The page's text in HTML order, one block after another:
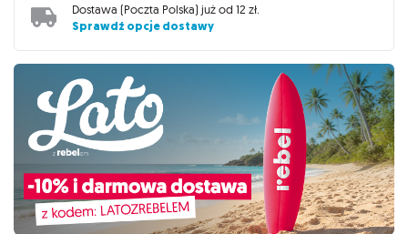
Dostawa (Poczta Polska) już od 12 zł
Sprawdź opcje dostawy